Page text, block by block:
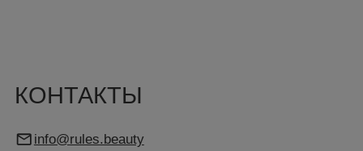
+7 (499) 130-70-03